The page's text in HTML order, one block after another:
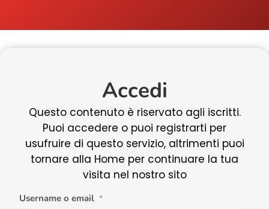
Login
Accedi
Questo contenuto è riservato agli iscritti.
Puoi accedere o puoi registrarti per
usufruire di questo servizio, altrimenti puoi
tornare alla Home per continuare la tua
visita nel nostro sito
Username o email *